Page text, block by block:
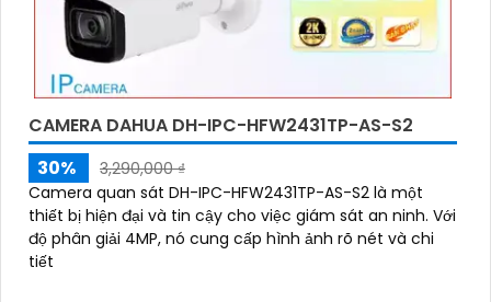
CAMERA DAHUA DH-IPC-HFW2431TP-AS-S2
30%
3,290,000 ₫
Camera quan sát DH-IPC-HFW2431TP-AS-S2 là một
thiết bị hiện đại và tin cậy cho việc giám sát an ninh. Với
độ phân giải 4MP, nó cung cấp hình ảnh rõ nét và chi
tiết